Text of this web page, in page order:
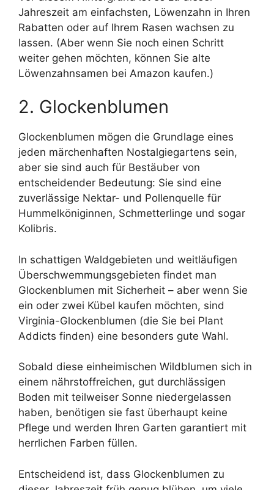
Jahreszeit am einfachsten, Löwenzahn in Ihren
Rabatten oder auf Ihrem Rasen wachsen zu
lassen. (Aber wenn Sie noch einen Schritt
weiter gehen möchten, können Sie alte
Löwenzahnsamen bei Amazon kaufen.)
2. Glockenblumen
Glockenblumen mögen die Grundlage eines
jeden märchenhaften Nostalgiegartens sein,
aber sie sind auch für Bestäuber von
entscheidender Bedeutung: Sie sind eine
zuverlässige Nektar- und Pollenquelle für
Hummelköniginnen, Schmetterlinge und sogar
Kolibris.
In schattigen Waldgebieten und weitläufigen
Überschwemmungsgebieten findet man
Glockenblumen mit Sicherheit – aber wenn Sie
ein oder zwei Kübel kaufen möchten, sind
Virginia-Glockenblumen (die Sie bei Plant
Addicts finden) eine besonders gute Wahl.
Sobald diese einheimischen Wildblumen sich in
einem nährstoffreichen, gut durchlässigen
Boden mit teilweiser Sonne niedergelassen
haben, benötigen sie fast überhaupt keine
Pflege und werden Ihren Garten garantiert mit
herrlichen Farben füllen.
Entscheidend ist, dass Glockenblumen zu